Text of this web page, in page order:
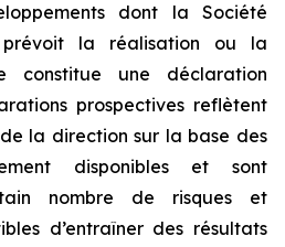
dont la Société
la réalisation ou la
constitue une déclaration
prospectives reflètent
la direction sur la base des
disponibles et sont
nombre de risques et
d’entraîner des résultats